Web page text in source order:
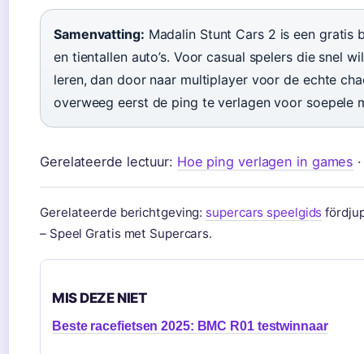
Samenvatting: Madalin Stunt Cars 2 is een gratis
en tientallen auto’s. Voor casual spelers die snel
leren, dan door naar multiplayer voor de echte
overweeg eerst de ping te verlagen voor soepele
Gerelateerde lectuur: Hoe ping verlagen in games
Gerelateerde berichtgeving: supercars speelgids
– Speel Gratis met Supercars.
MIS DEZE NIET
Beste racefietsen 2025: BMC R01 testwinnaar